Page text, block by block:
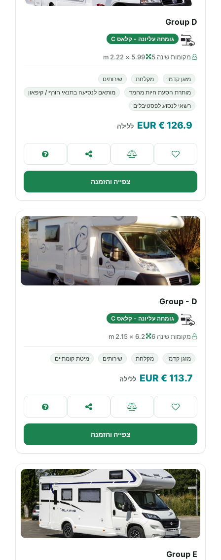
Group D
גומחה עליונה - קלאס C
מקומות שינה 5 5.99 × 2.22 m
מזגן קדמי מקלחת
שירותים
מותרת הסעת חיות מחמד
מותאם לנסיעה בתנאי חורף / קיפאון
רשאי לנסוע לפסטיבלים
126.9
€ EUR ללילה
צפייה והזמנה
Group - D
גומחה עליונה - קלאס C
מקומות שינה 6 6.2 × 2.15 m
מזגן קדמי מקלחת שירותים מיטת קומתיים
113.7
€ EUR ללילה
צפייה והזמנה
Group E